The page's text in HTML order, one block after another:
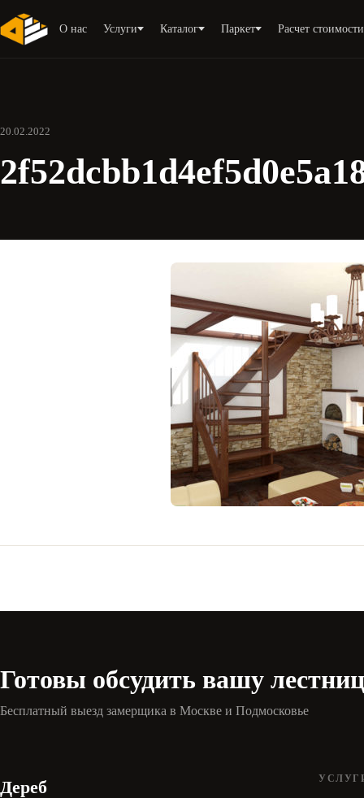
О нас Услуги Каталог Паркет Расчет стоимости
20.02.2022
Готовы обсудить вашу
Бесплатный выезд замерщика в Москве и Подмосковье
Дереб